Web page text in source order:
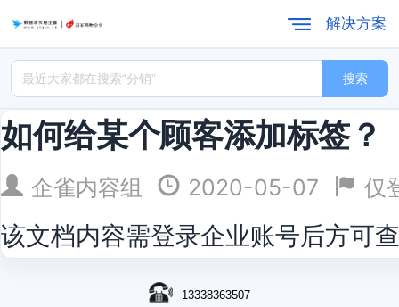
解决方案
搜索
如何给某个顾客添加标签？
企雀内容组 2020-05-07 仅
该文档内容需登录企业账号后方可
13338363507